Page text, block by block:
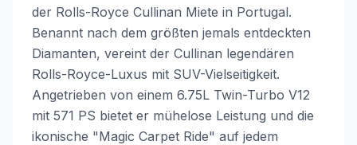
der Rolls-Royce Cullinan Miete in Portugal.
Benannt nach dem größten jemals entdeckten
Diamanten, vereint der Cullinan legendären
Rolls-Royce-Luxus mit SUV-Vielseitigkeit.
Angetrieben von einem 6.75L Twin-Turbo V12
mit 571 PS bietet er mühelose Leistung und die
ikonische "Magic Carpet Ride" auf jedem